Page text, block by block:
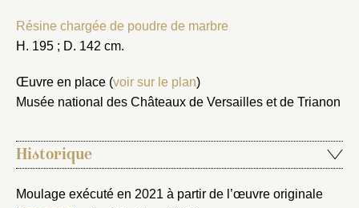
Résine chargée de poudre de marbre
H. 195 ; D. 142 cm.
Œuvre en place (voir sur le plan)
Musée national des Châteaux de Versailles et de Trianon
Historique
Moulage exécuté en 2021 à partir de l’œuvre originale
Envoyer
Vous n'êtes pas encore inscrit ?Créer un compte
Vous avez oublié votre mot de passe ?